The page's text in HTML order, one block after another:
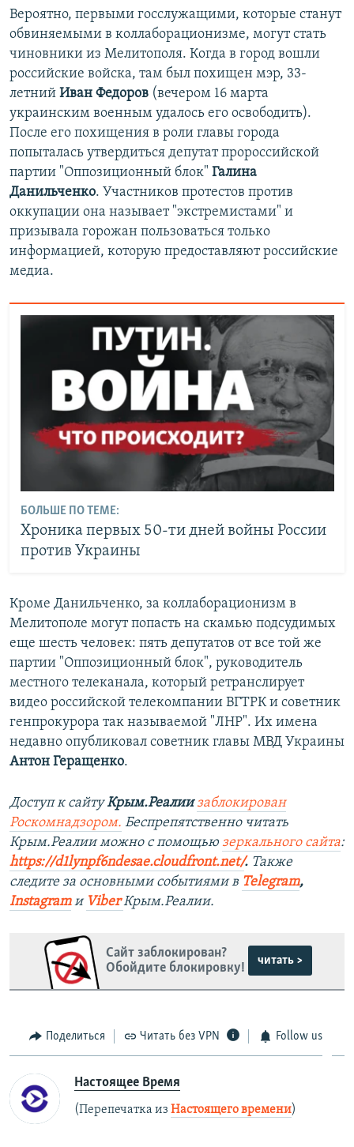
Вероятно, первыми госслужащими, которые станут
обвиняемыми в коллаборационизме, могут стать
чиновники из Мелитополя. Когда в город вошли
российские войска, там был похищен мэр, 33-
летний Иван Федоров (вечером 16 марта
украинским военным удалось его освободить).
После его похищения в роли главы города
попыталась утвердиться депутат пророссийской
партии "Оппозиционный блок" Галина
Данильченко. Участников протестов против
оккупации она называет "экстремистами" и
призывала горожан пользоваться только
информацией, которую предоставляют российские
медиа.
БОЛЬШЕ ПО ТЕМЕ:
Хроника первых 50-ти дней войны России
против Украины
Кроме Данильченко, за коллаборационизм в
Мелитополе могут попасть на скамью подсудимых
еще шесть человек: пять депутатов от все той же
партии "Оппозиционный блок", руководитель
местного телеканала, который ретранслирует
видео российской телекомпании ВГТРК и советник
генпрокурора так называемой "ЛНР". Их имена
недавно опубликовал советник главы МВД Украины
Антон Геращенко.
Доступ к сайтуКрым.Реалии заблокирован
Роскомнадзором. Беспрепятственно читать
Крым.Реалии можно с помощью зеркального сайта:
https://d1lynpf6ndesae.cloudfront.net/. Также
следите за основными событиями в Telegram,
Instagramи ViberКрым.Реалии.
Сайт заблокирован?
Обойдите блокировку!
читать >
Поделиться Читать без VPN Follow us
Настоящее Время
(Перепечатка из Настоящего времени)